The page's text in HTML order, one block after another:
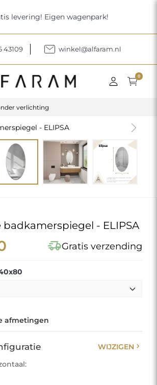
levering! Eigen wagenpark!
43109 winkel@alfaram.nl
0
verlichting
Next
badkamerspiegel - ELIPSA
delivery_truck_speedGratis verzending
afmetingen
WIJZIGEN chevron_right